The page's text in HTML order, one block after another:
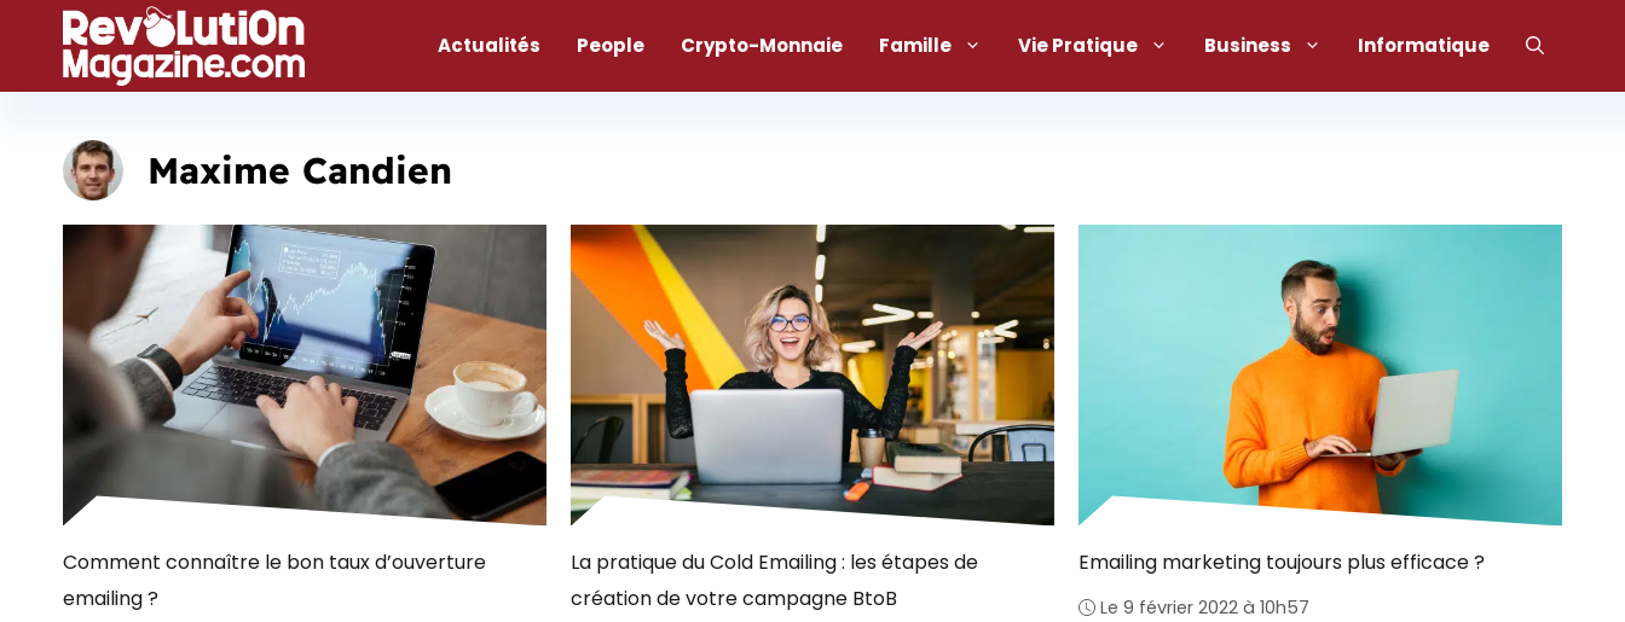
contenu
Actualités People Crypto-Monnaie Famille Vie Pratique Business Informatique
Maxime Candien
Comment connaître le bon taux d’ouverture
emailing ?
La pratique du Cold Emailing : les étapes de
création de votre campagne BtoB
Emailing marketing toujours plus efficace ?
Le 9 février 2022 à 10h57